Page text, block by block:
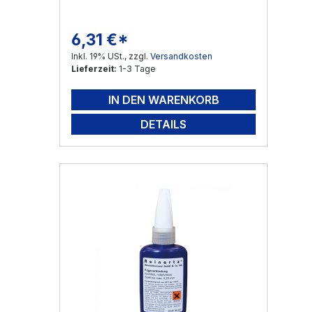
Regulärer Preis:
6,31 €*
Inkl. 19% USt., zzgl. Versandkosten
Lieferzeit: 1-3 Tage
IN DEN WARENKORB
DETAILS